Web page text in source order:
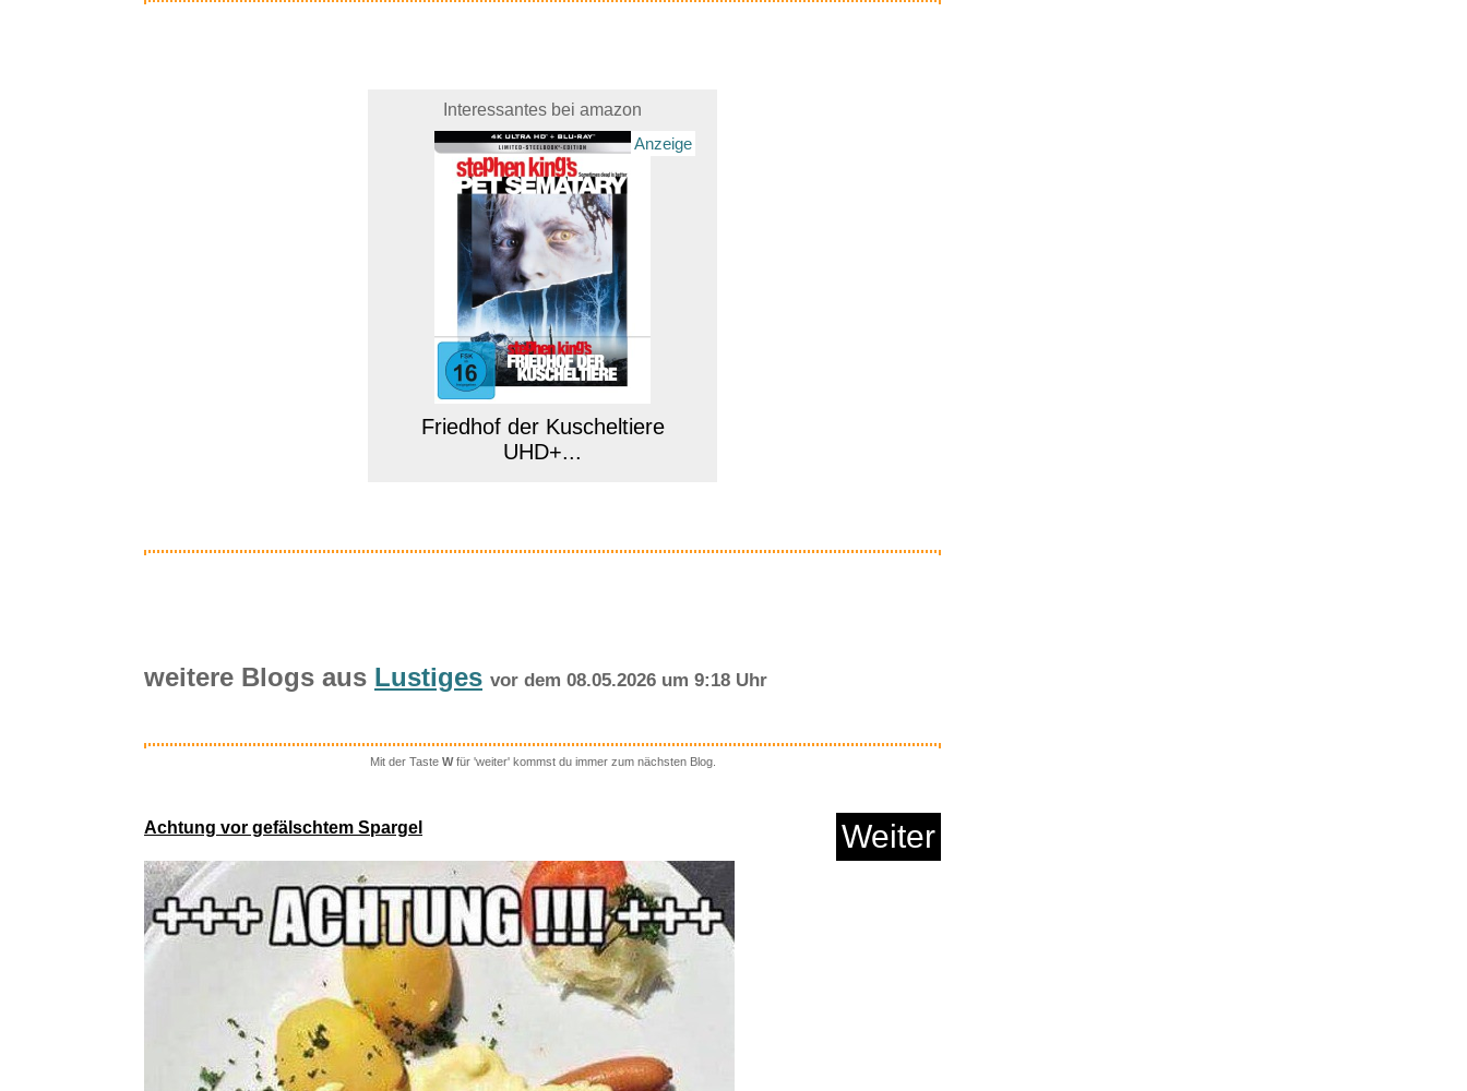
Interessantes bei amazon
Anzeige
Friedhof der Kuscheltiere
UHD+...
Anzeige
weitere Blogs aus Lustiges vor dem 08.05.2026 um 9:18 Uhr
Mit der Taste Wfür 'weiter' kommst du immer zum nächsten Blog.
Achtung vor gefälschtem Spargel Weiter